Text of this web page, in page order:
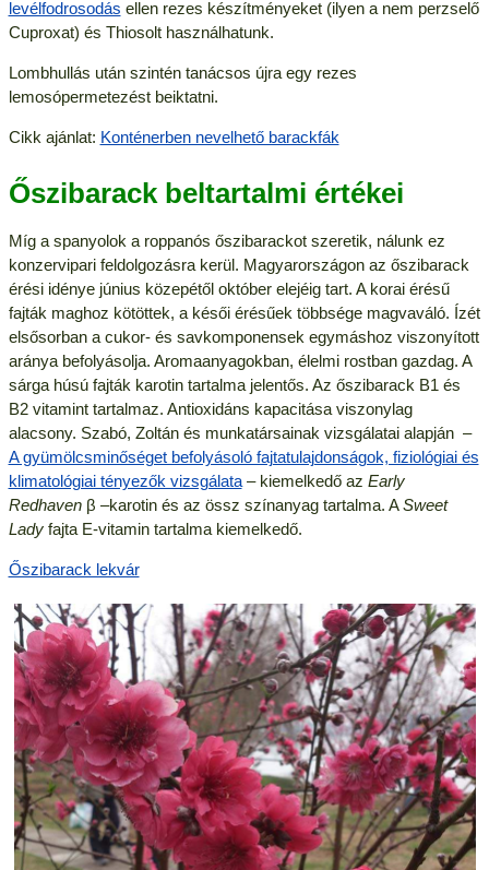
levélfodrosodás ellen rezes készítményeket (ilyen a nem perzselő
Cuproxat) és Thiosolt használhatunk.
Lombhullás után szintén tanácsos újra egy rezes
lemosópermetezést beiktatni.
Cikk ajánlat: Konténerben nevelhető barackfák
Őszibarack beltartalmi értékei
Míg a spanyolok a roppanós őszibarackot szeretik, nálunk ez
konzervipari feldolgozásra kerül. Magyarországon az őszibarack
érési idénye június közepétől október elejéig tart. A korai érésű
fajták maghoz kötöttek, a késői érésűek többsége magvaváló. Ízét
elsősorban a cukor- és savkomponensek egymáshoz viszonyított
aránya befolyásolja. Aromaanyagokban, élelmi rostban gazdag. A
sárga húsú fajták karotin tartalma jelentős. Az őszibarack B1 és
B2 vitamint tartalmaz. Antioxidáns kapacitása viszonylag
alacsony. Szabó, Zoltán és munkatársainak vizsgálatai alapján –
A gyümölcsminőséget befolyásoló fajtatulajdonságok, fiziológiai és
klimatológiai tényezők vizsgálata– kiemelkedő az Early
Redhavenβ –karotin és az össz színanyag tartalma. ASweet
Ladyfajta E-vitamin tartalma kiemelkedő.
Őszibarack lekvár